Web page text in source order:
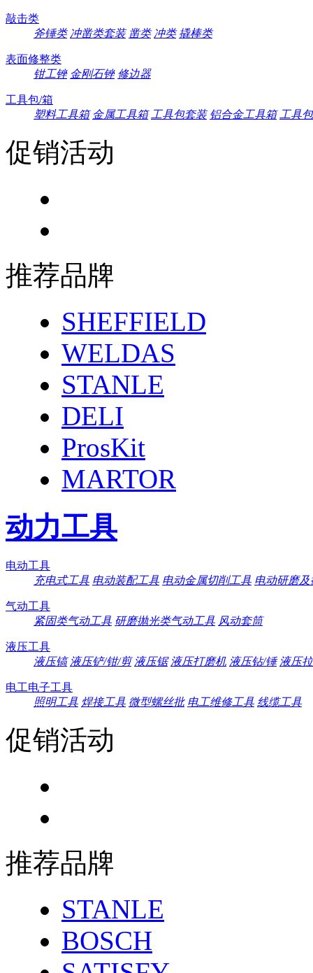
敲击类
斧锤类 冲凿类套装 凿类 冲类 撬棒类
表面修整类
钳工锉 金刚石锉 修边器
工具包/箱
塑料工具箱 金属工具箱 工具包套装 铝合金工具箱 工具包
促销活动
推荐品牌
SHEFFIELD
WELDAS
STANLE
DELI
ProsKit
MARTOR
动力工具
电动工具
充电式工具 电动装配工具 电动金属切削工具 电动研磨
气动工具
紧固类气动工具 研磨抛光类气动工具 风动套筒
液压工具
液压镐 液压铲/钳/剪 液压锯 液压打磨机 液压钻/锤 液压
电工电子工具
照明工具 焊接工具 微型螺丝批 电工维修工具 线缆工具
促销活动
推荐品牌
STANLE
BOSCH